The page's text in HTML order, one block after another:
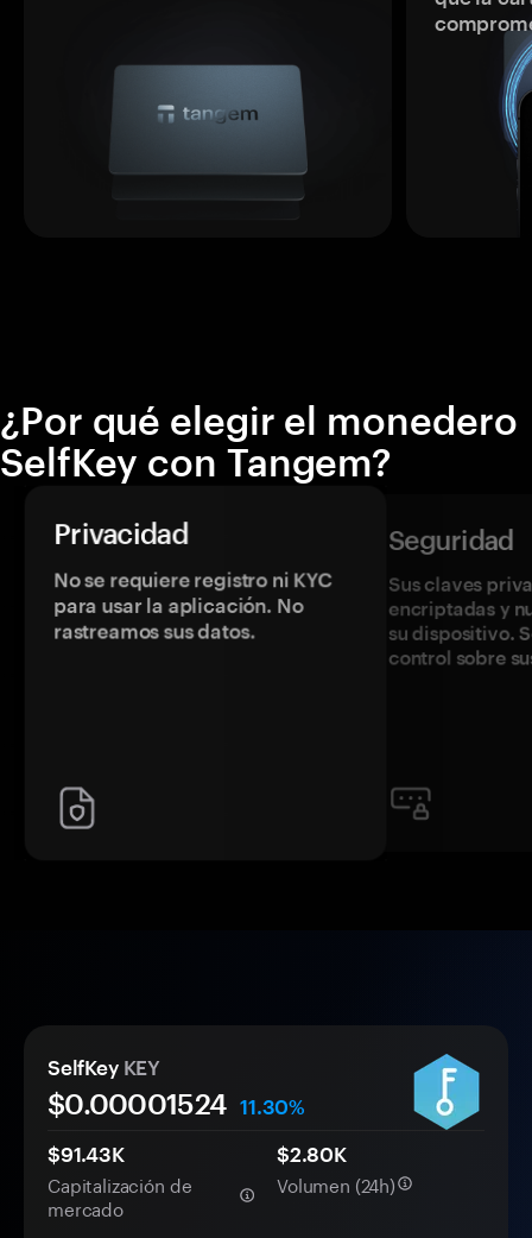
¿Por qué elegir el monedero
SelfKey con Tangem?
Privacidad
No se requiere registro ni KYC
para usar la aplicación. No
rastreamos sus datos.
Seguridad
Sus claves
encriptadas y
su dispositivo.
control sobre
SelfKey KEY
$0.00001524 11.30%
$91.43K
Capitalización de
mercado
$2.80K
Volumen (24h)